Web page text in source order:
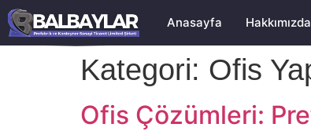
Anasayfa Hakkımızda
Kategori: Ofis
Ofis Çözümleri: